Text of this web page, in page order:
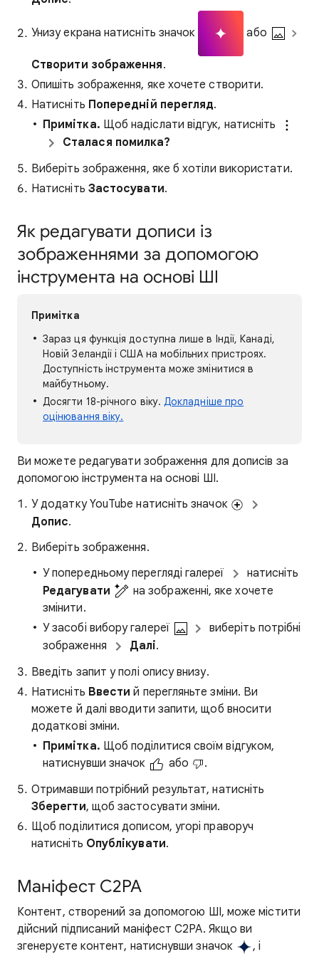
Унизу екрана натисніть значок або
Створити зображення.
Опишіть зображення, яке хочете створити.
Натисніть Попередній перегляд.
Примітка. Щоб надіслати відгук, натисніть
Сталася помилка?
Виберіть зображення, яке б хотіли використати.
Натисніть Застосувати.
Як редагувати дописи із
зображеннями за допомогою
інструмента на основі ШІ
Примітка
Зараз ця функція доступна лише в Індії, Канаді,
Новій Зеландії і США на мобільних пристроях.
Доступність інструмента може змінитися в
майбутньому.
Досягти 18-річного віку. Докладніше про
оцінювання віку.
Ви можете редагувати зображення для дописів за
допомогою інструмента на основі ШІ.
У додатку YouTube натисніть значок
Допис.
Виберіть зображення.
У попередньому перегляді галереї
натисніть
Редагувати
на зображенні, яке хочете
змінити.
У засобі вибору галереї
виберіть потрібні
зображення
Далі.
Введіть запит у полі опису внизу.
Натисніть Ввести й перегляньте зміни. Ви
можете й далі вводити запити, щоб вносити
додаткові зміни.
Примітка. Щоб поділитися своїм відгуком,
натиснувши значок
або
.
Отримавши потрібний результат, натисніть
Зберегти, щоб застосувати зміни.
Щоб поділитися дописом, угорі праворуч
натисніть Опублікувати.
Маніфест C2PA
Контент, створений за допомогою ШІ, може містити
дійсний підписаний маніфест C2PA. Якщо ви
згенеруєте контент, натиснувши значок
, і